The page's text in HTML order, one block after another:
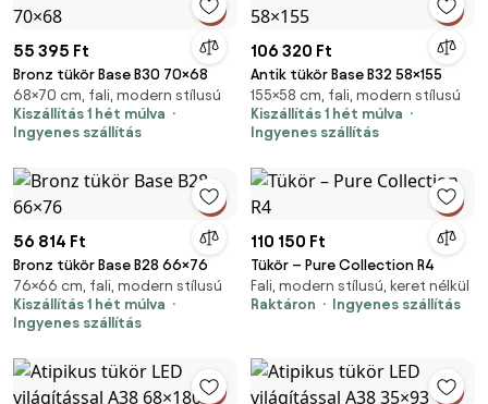
55 395 Ft
Bronz tükör Base B30 70×68
68×70 cm, fali, modern stílusú
Kiszállítás 1 hét múlva
Ingyenes szállítás
106 320 Ft
Antik tükör Base B32 58×155
155×58 cm, fali, modern stílusú
Kiszállítás 1 hét múlva
Ingyenes szállítás
56 814 Ft
Bronz tükör Base B28 66×76
76×66 cm, fali, modern stílusú
Kiszállítás 1 hét múlva
Ingyenes szállítás
110 150 Ft
Tükör – Pure Collection R4
Fali, modern stílusú, keret nélkül
Raktáron
Ingyenes szállítás